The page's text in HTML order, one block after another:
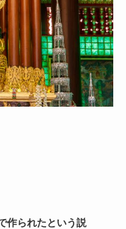
作られたという説